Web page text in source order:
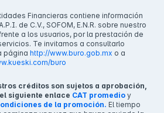
Financieras contiene información
de C.V., SOFOM, E.N.R. sobre nuestro
a los usuarios, por la prestación de
Te invitamos a consultarlo
página http://www.buro.gob.mx o a
buro
créditos son sujetos a aprobación,
siguiente enlace CAT promedio y
de la promoción. El tiempo